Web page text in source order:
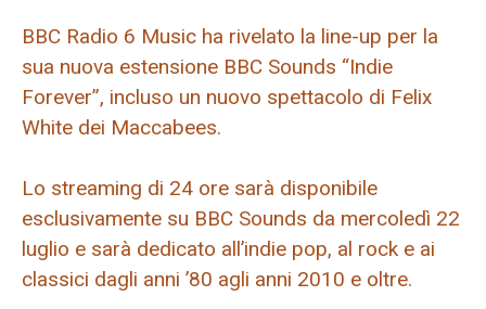
BBC Radio 6 Music ha rivelato la line-up per la
sua nuova estensione BBC Sounds “Indie
Forever”, incluso un nuovo spettacolo di Felix
White dei Maccabees.
Lo streaming di 24 ore sarà disponibile
esclusivamente su BBC Sounds da mercoledì 22
luglio e sarà dedicato all’indie pop, al rock e ai
classici dagli anni ’80 agli anni 2010 e oltre.